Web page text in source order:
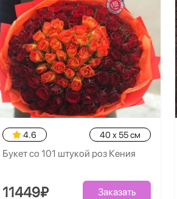
4.6 40 x 55 см
Букет со 101 штукой роз Кения
11449₽ Заказать